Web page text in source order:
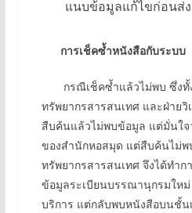
แนบข้อมูลแก้ไขก่อนส่
การเช็คซ้ำหนังสือกับระบบ
กรณีเช็คซ้ำแล้วไม่พบ ซึ่งทั้
ทรัพยากรสารสนเทศ และฝ่ายวิ
สืบค้นแล้วไม่พบข้อมูล แต่มั่นใ
ของสำนักหอสมุด แต่สืบค้นไม่
ทรัพยากรสารสนเทศ จึงได้ทำก
ข้อมูลระเบียนบรรณานุกรมให
บริการ แต่กลับพบหนังสือบนชั้น